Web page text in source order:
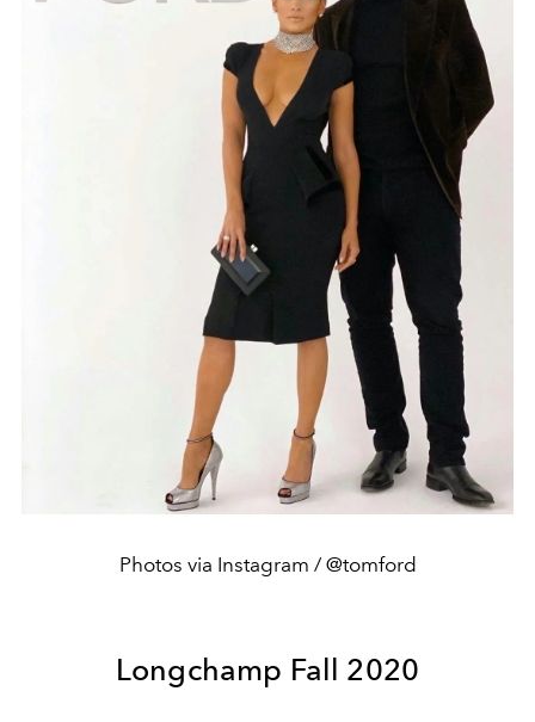
Photos via Instagram / @tomford
Longchamp Fall 2020